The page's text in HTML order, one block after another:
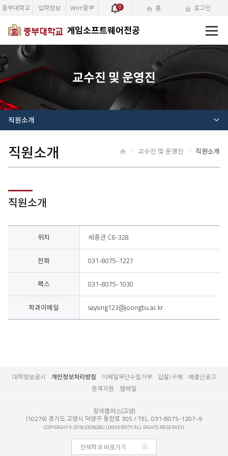
게임소프트웨어전공
메
뉴
중부대학교 입학정보 WHY중부 0 홈 로그인
교수진 및 운영진
직원소개
직원소개 교수진 및 운영진 직원소개
직원소개
위치 세종관 C6-328
전화 031-8075-1227
팩스 031-8075-1030
학과이메일 saysing123@joongbu.ac.kr
대학정보공시 개인정보처리방침 이메일무단수집거부 입찰/구매
예결산공고
원격지원
웹메일
전체학과 바로가기
창의캠퍼스(고양)
(10279) 경기도 고양시 덕양구 동헌로 305 TEL. 031-8075-1207~9
COPYRIGHT © 2019 JOONGBU UNIVERSITY ALL RIGHTS RESERVED.